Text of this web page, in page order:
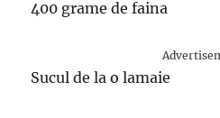
400 grame de faina
Sucul de la o lamaie